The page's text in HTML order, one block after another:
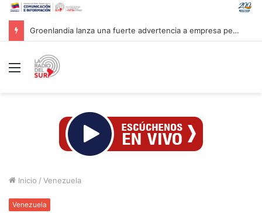
Groenlandia lanza una fuerte advertencia a empresa petrolera vinculada a Trump
Menú
Inicio / Venezuela
Venezuela